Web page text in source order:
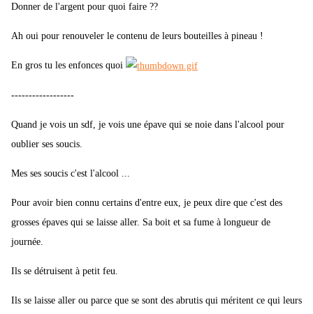
Donner de l'argent pour quoi faire ??
Ah oui pour renouveler le contenu de leurs bouteilles à pineau !
En gros tu les enfonces quoi
------------------
Quand je vois un sdf, je vois une épave qui se noie dans l'alcool pour
oublier ses soucis.
Mes ses soucis c'est l'alcool ...
Pour avoir bien connu certains d'entre eux, je peux dire que c'est des
grosses épaves qui se laisse aller. Sa boit et sa fume à longueur de
journée.
Ils se détruisent à petit feu.
Ils se laisse aller ou parce que se sont des abrutis qui méritent ce qui leurs